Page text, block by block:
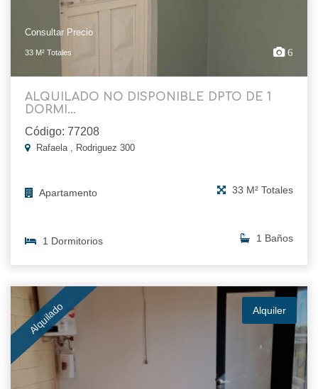
Consultar Precio
33 M² Totales 6
ALQUILADO NO DISPONIBLE DPTO DE 1
DORMI...
Código: 77208
Rafaela , Rodriguez 300
Apartamento 33 M² Totales
1 Dormitorios 1 Baños
Alquilado Alquiler